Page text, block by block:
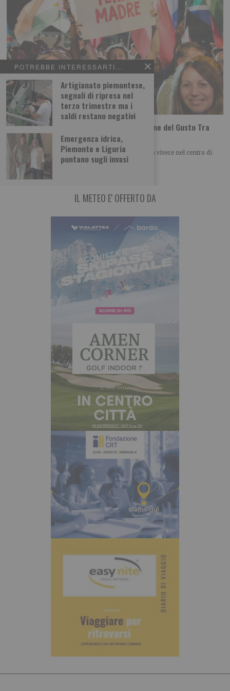
POTREBBE INTERESSARTI...
Artigianato piemontese,
segnali di ripresa nel
terzo trimestre ma i
saldi restano negativi
Emergenza idrica,
Piemonte e Liguria
puntano sugli invasi
Tutti i gusti del mondo a Terra Madre Salone del Gusto Tra
poco più di un mese a Torino
Una selezione di laboratori, degustazioni e cene da vivere nel centro di
Torino dal 24 al
IL METEO E' OFFERTO DA